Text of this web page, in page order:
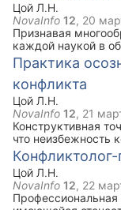
Цой Л.Н.
NovaInfo 12, 20
Признавая
каждой наукой в
зафиксировать
исследовании
Практика
конфликта
Цой Л.Н.
NovaInfo 12, 21
Конструктивная
что неизбежность
неизбежность
исследователи
насилие является
Конфликт может
тогда становится
Цой Л.Н.
NovaInfo 12, 22
Профессиональная